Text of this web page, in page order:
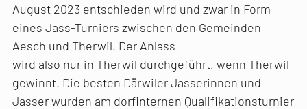
August 2023 entschieden wird und zwar in Form
eines Jass-Turniers zwischen den Gemeinden
Aesch und Therwil. Der Anlass
wird also nur in Therwil durchgeführt, wenn Therwil
gewinnt. Die besten Därwiler Jasserinnen und
Jasser wurden am dorfinternen Qualifikationsturnier